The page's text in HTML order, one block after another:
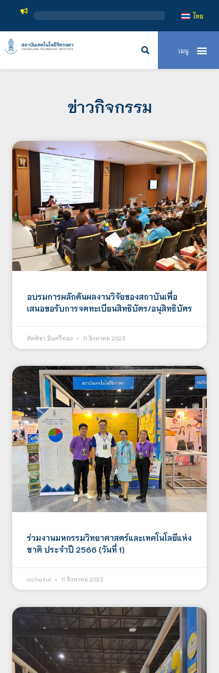
สถาบันเทคโน
ไทย
ข่าวกิจกรรม
อบรมการผลักดันผลงานวิจัยของสถาบันเพื่อ
เสนอขอรับการจดทะเบียนสิทธิบัตร/อนุสิทธิบัตร
ทัตพิชา อินศรีทอง 11 สิงหาคม 2023
ร่วมงานมหกรรมวิทยาศาสตร์และเทคโนโลยีแห่ง
ชาติ ประจำปี 2566 (วันที่ 1)
nicha.kul 11 สิงหาคม 2023